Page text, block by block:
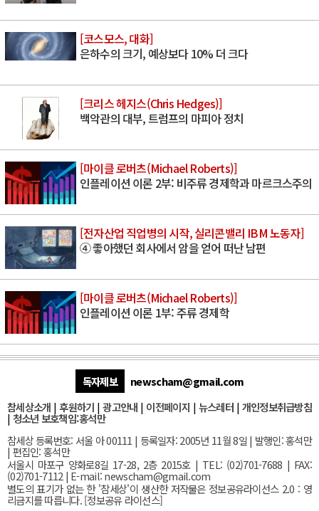
[코스모스, 대화]
은하수의 크기, 예상보다 10% 더 크다
[크리스 헤지스(Chris Hedges)]
백악관의 대부, 트럼프의 마피아 정치
[마이클 로버츠(Michael Roberts)]
인플레이션 이론 2부: 비주류 경제학과 마르크스주의
[전자산업 직업병의 시작, 실리콘밸리 IBM 노동자]
④ 좋아했던 회사에서 암을 얻어 떠난 남편
[마이클 로버츠(Michael Roberts)]
인플레이션 이론 1부: 주류 경제학
독자제보
newscham@gmail.com
참세상소개 | 후원하기 |광고안내 | 이전페이지 | 뉴스레터| 개인정보취급방침
| 청소년 보호책임:홍석만
참세상 등록번호: 서울 아 00111 | 등록일자: 2005년 11월 8일 | 발행인: 홍석만
| 편집인: 홍석만
서울시 마포구 양화로8길 17-28, 2층 2015호| TEL: (02)701-7688 | FAX:
(02)701-7112 | E-mail:newscham@gmail.com
별도의 표기가 없는 한 '참세상'이 생산한 저작물은 정보공유라이선스 2.0 : 영
리금지를 따릅니다. [정보공유 라이선스]